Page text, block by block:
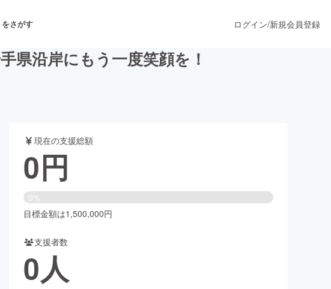
さがす
フォーマンス
ィー・ヘルスケア
ログイン/新規会員登録
県沿岸にもう一度笑顔を！
現在の支援総額
0円
0%
目標金額は1,500,000円
支援者数
0人